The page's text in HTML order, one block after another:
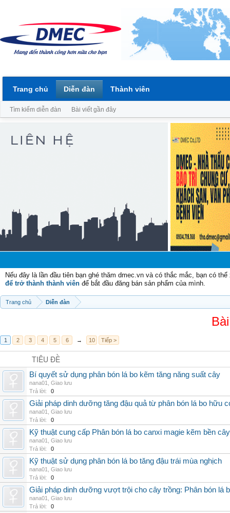
Nếu đây là lần đầu tiên bạn ghé thăm dmec.vn và có thắc mắc, bạn có
để trở thành thành viên để bắt đầu đăng bán sản phẩm của mình.
Trang chủ Diễn đàn
1 2 3 4 5 6 → 10 Tiếp >
TIÊU ĐỀ
Bí quyết sử dụng phân bón lá bo kẽm tăng năng suất cây
nana01
Giao lưu
Trả lời:
0
Giải pháp dinh dưỡng tăng đậu quả từ phân bón lá bo hữu
nana01
Giao lưu
Trả lời:
0
Kỹ thuật cung cấp Phân bón lá bo canxi magie kẽm bền cây
nana01
Giao lưu
Trả lời:
0
Kỹ thuật sử dụng phân bón lá bo tăng đậu trái mùa nghịch
nana01
Giao lưu
Trả lời:
0
Giải pháp dinh dưỡng vượt trội cho cây trồng: Phân bón lá
nana01
Giao lưu
Trả lời:
0
Trang chủ Diễn đàn
Tìm kiếm diễn đàn Bài viết gần đây
Thành viên